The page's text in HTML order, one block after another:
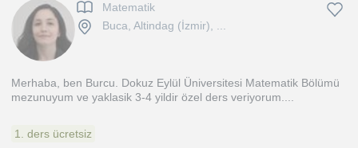
Matematik
Buca, Altindag (İzmir), ...
Merhaba, ben Burcu. Dokuz Eylül Üniversitesi Matematik Bölümü
mezunuyum ve yaklasik 3-4 yildir özel ders veriyorum....
1. ders ücretsiz